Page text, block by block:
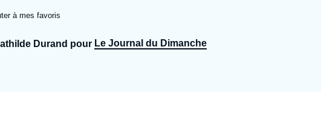
Ramses
Politique étrangère
Europe
Russie - Eurasie
à mes favoris
Durand pour Le Journal du Dimanche